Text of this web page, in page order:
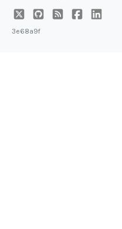
3e68a9f